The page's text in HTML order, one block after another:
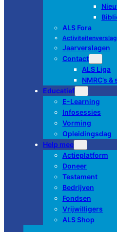
ALS Fora
Jaarverslagen
Contact
ALS Liga
NMRC’s
Educatief
E-Learning
Infosessies
Vorming
Opleidingsdag
Help mee
Actieplatform
Doneer
Testament
Bedrijven
Fondsen
Vrijwilligers
ALS Shop